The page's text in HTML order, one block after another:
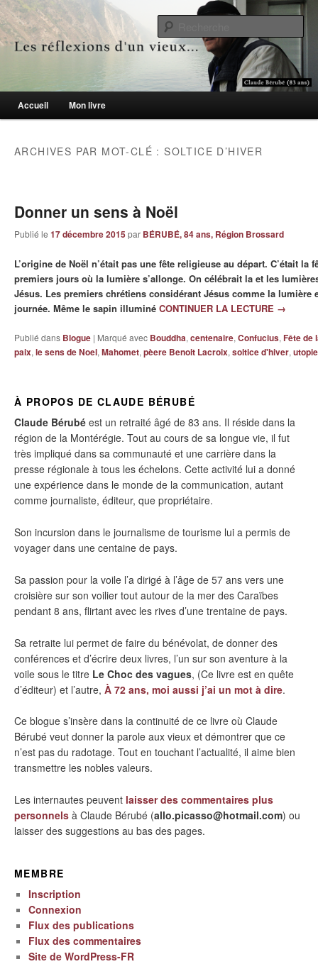
Les réflexions d'un vieux…
Le blogue des aînés de 65 ans et +
Menu principal
Aller au contenu principal
Aller au contenu secondaire
Accueil Mon livre
ARCHIVES PAR MOT-CLÉ :SOLTICE D’HIVER
Donner un sens à Noël
Publié le 17 décembre 2015par BÉRUBÉ, 84 ans, Région Brossard
L’origine de Noël n’était pas une fête religieuse au départ. C’était la
premiers jours où la lumière s’allonge. On célébrait la et les
Jésus. Les premiers chrétiens considérant Jésus comme la lumière
journée. Même le sapin illuminé CONTINUER LA LECTURE →
Publié dans Blogue | Marqué avec Bouddha, centenaire, Confucius, Fête de
paix, le sens de Noel, Mahomet, pèere Benoit Lacroix, soltice d'hiver, utopie
À PROPOS DE CLAUDE BÉRUBÉ
Claude Bérubé est un retraité âgé de 83 ans. Il réside dans la
région de la Montérégie. Tout au cours de sa longue vie, il fut
très impliqué dans sa communauté et une carrière dans la
presse régionale à tous les échelons. Cette activité lui a donné
une expérience dans le monde de la communication, autant
comme journaliste, éditeur, que propriétaire.
Son incursion dans le journalisme de tourisme lui a permis de
voyager dans une centaine de pays.
Sa passion pour la voile l’a dirigé à l’âge de 57 ans vers une
croisière sur son voilier tout autour de la mer des Caraïbes
pendant 8 ans, flirtant avec les rives d’une trentaine de pays.
Sa retraite lui permet de faire du bénévolat, de donner des
conférences et d’écrire deux livres, l’un sur son aventure à la
voile sous le titre Le Choc des vagues, (Ce livre est en quête
d’éditeur) et l’autre, À 72 ans, moi aussi j’ai un mot à dire.
Ce blogue s’insère dans la continuité de ce livre où Claude
Bérubé veut donner la parole aux vieux et démontrer que ce
n’est pas du radotage. Tout en touchant l’actualité, il aime bien
transmettre les nobles valeurs.
Les internautes peuvent laisser des commentaires plus
personnels à Claude Bérubé (allo.picasso@hotmail.com) ou
laisser des suggestions au bas des pages.
MEMBRE
Inscription
Connexion
Flux des publications
Flux des commentaires
Site de WordPress-FR